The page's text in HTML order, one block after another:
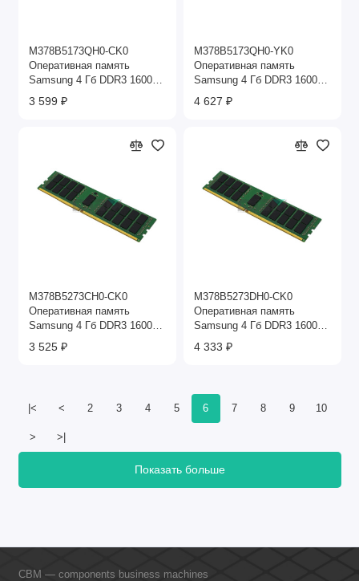
M378B5173QH0-CK0
Оперативная память
Samsung 4 Гб DDR3 1600
МГц
3 599 ₽
M378B5173QH0-YK0
Оперативная память
Samsung 4 Гб DDR3 1600
МГц
4 627 ₽
M378B5273CH0-CK0
Оперативная память
Samsung 4 Гб DDR3 1600
МГц
3 525 ₽
M378B5273DH0-CK0
Оперативная память
Samsung 4 Гб DDR3 1600
МГц
4 333 ₽
|< < 2 3 4 5 6 7 8 9 10
> >|
Показать больше
CBM — components business machines